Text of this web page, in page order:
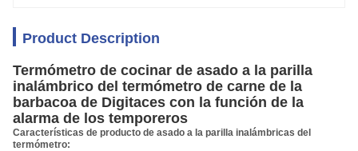
Product Description
Termómetro de cocinar de asado a la parilla
inalámbrico del termómetro de carne de la
barbacoa de Digitaces con la función de la
alarma de los temporeros
Características de producto de asado a la parilla inalámbricas del
termómetro: